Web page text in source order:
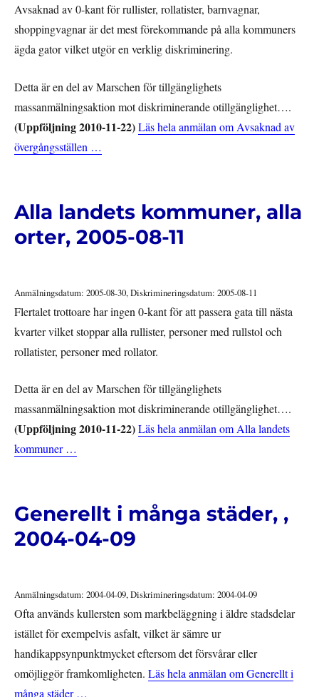
Avsaknad av 0-kant för rullister, rollatister, barnvagnar,
shoppingvagnar är det mest förekommande på alla kommuners
ägda gator vilket utgör en verklig diskriminering.
Detta är en del av Marschen för tillgänglighets
massanmälningsaktion mot diskriminerande otillgänglighet….
(Uppföljning 2010-11-22)Läs hela anmälan om Avsaknad av
övergångsställen …
Alla landets kommuner, alla
orter, 2005-08-11
Anmälningsdatum: 2005-08-30, Diskrimineringsdatum: 2005-08-11
Flertalet trottoare har ingen 0-kant för att passera gata till nästa
kvarter vilket stoppar alla rullister, personer med rullstol och
rollatister, personer med rollator.
Detta är en del av Marschen för tillgänglighets
massanmälningsaktion mot diskriminerande otillgänglighet….
(Uppföljning 2010-11-22)Läs hela anmälan om Alla landets
kommuner …
Generellt i många städer, ,
2004-04-09
Anmälningsdatum: 2004-04-09, Diskrimineringsdatum: 2004-04-09
Ofta används kullersten som markbeläggning i äldre stadsdelar
istället för exempelvis asfalt, vilket är sämre ur
handikappsynpunktmycket eftersom det försvårar eller
omöjliggör framkomligheten.Läs hela anmälan om Generellt i
många städer …